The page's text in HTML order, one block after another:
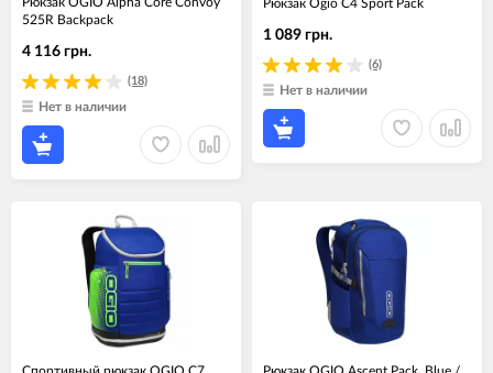
525R Backpack
(18)
4 116 грн.
Нет в наличии
Рюкзак Ogio C4 Sport Pack
(6)
1 089 грн.
Нет в наличии
Спортивный рюкзак OGIO C7
Рюкзак OGIO Ascent Pack, Blue /